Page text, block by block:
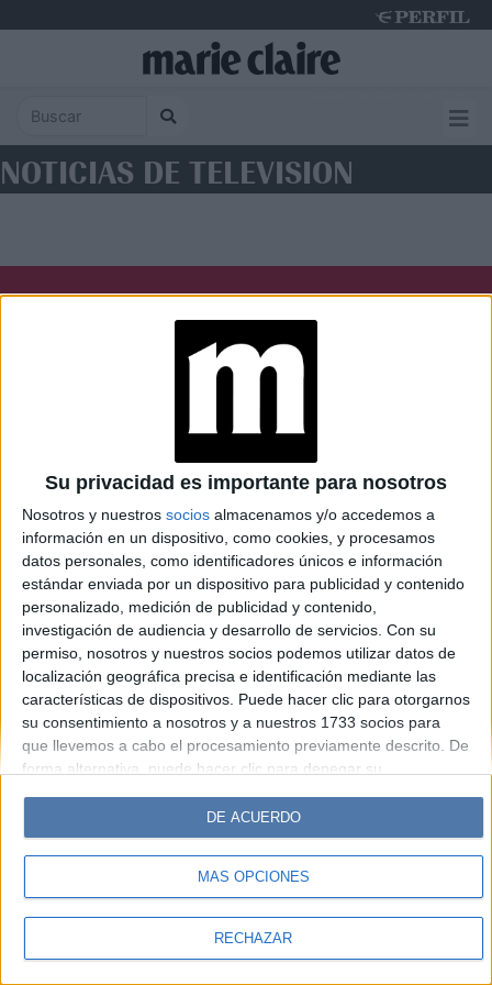
Su privacidad es importante para nosotros
Nosotros y nuestros socios almacenamos y/o accedemos a
información en un dispositivo, como cookies, y procesamos
datos personales, como identificadores únicos e información
estándar enviada por un dispositivo para publicidad y contenido
personalizado, medición de publicidad y contenido,
investigación de audiencia y desarrollo de servicios. Con su
permiso, nosotros y nuestros socios podemos utilizar datos de
localización geográfica precisa e identificación mediante las
características de dispositivos. Puede hacer clic para otorgarnos
su consentimiento a nosotros y a nuestros 1733 socios para
que llevemos a cabo el procesamiento previamente descrito. De
forma alternativa, puede hacer clic para denegar su
cambiar sus preferencias antes de otorgar su consentimiento.
Tenga en cuenta que algún procesamiento de sus datos
personales puede no requerir de su consentimiento, pero usted
tiene el derecho de rechazar tal procesamiento. Sus
sus preferencias o retirar su consentimiento en cualquier
MÁS OPCIONES
RECHAZAR
DE ACUERDO
NOTICIAS DE TELEVISION
Caras Noticias
Weekend Parabrisas
Look
Luz Mía Lunateen Break BATimes
© Perfil.com 2006-2019 - Todos los derechos reservados
Registro de Propiedad Intelectual: Nro. 5346433